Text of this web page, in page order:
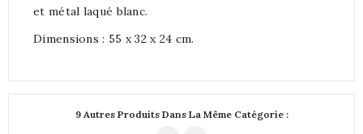
et métal laqué blanc.
Dimensions : 55 x 32 x 24 cm.
9 Autres Produits Dans La Même Catégorie :